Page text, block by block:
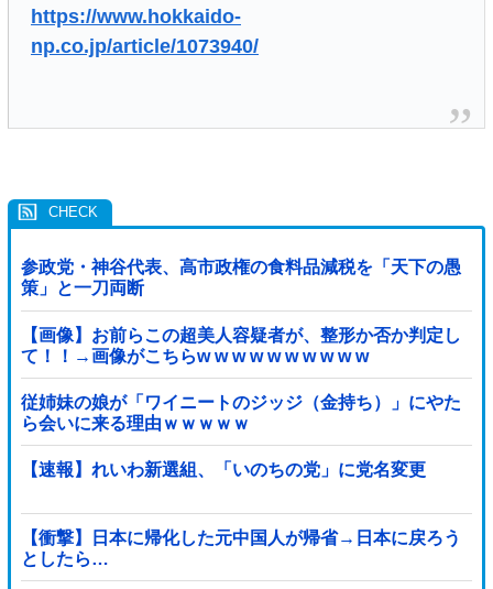
https://www.hokkaido-
np.co.jp/article/1073940/
参政党・神谷代表、高市政権の食料品減税を「天下の愚
策」と一刀両断
【画像】お前らこの超美人容疑者が、整形か否か判定し
て！！→画像がこちらw w w w w w w w w w
従姉妹の娘が「ワイニートのジッジ（金持ち）」にやた
ら会いに来る理由ｗｗｗｗｗ
【速報】れいわ新選組、「いのちの党」に党名変更
【衝撃】日本に帰化した元中国人が帰省→日本に戻ろう
としたら…